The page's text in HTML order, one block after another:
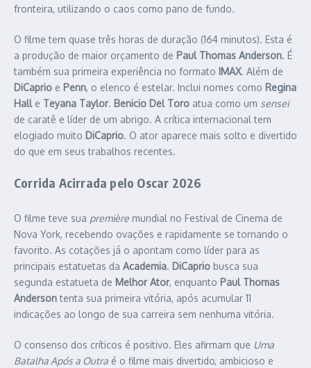
fronteira, utilizando o caos como pano de fundo.
O filme tem quase três horas de duração (164 minutos). Esta é
a produção de maior orçamento de Paul Thomas Anderson. É
também sua primeira experiência no formato IMAX. Além de
DiCaprio e Penn, o elenco é estelar. Inclui nomes como Regina
Halle Teyana Taylor. Benicio Del Toro atua como um sensei
de caratê e líder de um abrigo. A crítica internacional tem
elogiado muito DiCaprio. O ator aparece mais solto e divertido
do que em seus trabalhos recentes.
Corrida Acirrada pelo Oscar 2026
O filme teve sua première mundial no Festival de Cinema de
Nova York, recebendo ovações e rapidamente se tornando o
favorito. As cotações já o apontam como líder para as
principais estatuetas da Academia. DiCaprio busca sua
segunda estatueta de Melhor Ator, enquanto Paul Thomas
Andersontenta sua primeira vitória, após acumular 11
indicações ao longo de sua carreira sem nenhuma vitória.
O consenso dos críticos é positivo. Eles afirmam que Uma
Batalha Após a Outra é o filme mais divertido, ambicioso e